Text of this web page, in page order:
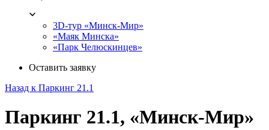
3D-тур «Минск-Мир»
«Маяк Минска»
«Парк Челюскинцев»
Оставить заявку
Назад к Паркинг 21.1
Паркинг 21.1, «Минск-Мир»